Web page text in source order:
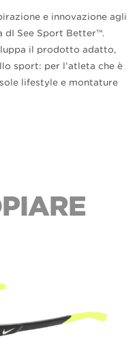
e innovazione agli
dI See Sport Better™.
il prodotto adatto,
sport: per l’atleta che è
lifestyle e montature